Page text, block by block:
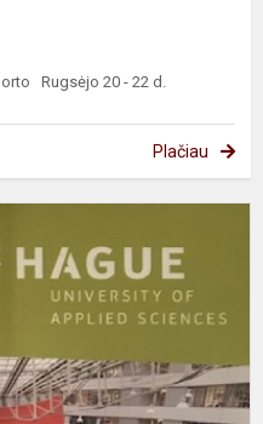
Rugsėjo 20 - 22 d.
Plačiau